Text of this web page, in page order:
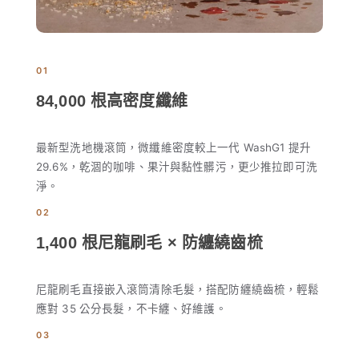
01
84,000 根高密度纖維
最新型洗地機滾筒，微纖維密度較上一代 WashG1 提升
29.6%，乾涸的咖啡、果汁與黏性髒污，更少推拉即可洗
淨。
02
1,400 根尼龍刷毛 × 防纏繞齒梳
尼龍刷毛直接嵌入滾筒清除毛髮，搭配防纏繞齒梳，輕鬆
應對 35 公分長髮，不卡纏、好維護。
03